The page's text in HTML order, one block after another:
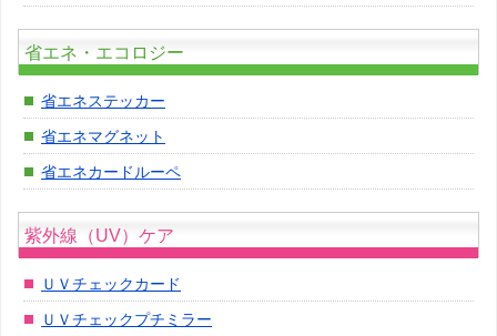
省エネ・エコロジー
省エネステッカー
省エネマグネット
省エネカードルーペ
紫外線（UV）ケア
ＵＶチェックカード
ＵＶチェックプチミラー